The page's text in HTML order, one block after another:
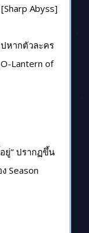
Abyss]
หากตัวละคร
Lantern of
ยู่” ปรากฏขึ้น
Season